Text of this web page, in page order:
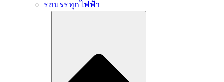
รถบรรทุกไฟฟ้า